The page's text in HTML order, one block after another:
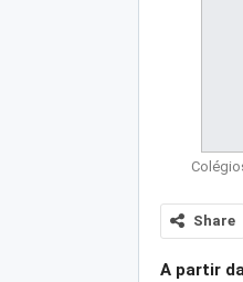
Share
A partir